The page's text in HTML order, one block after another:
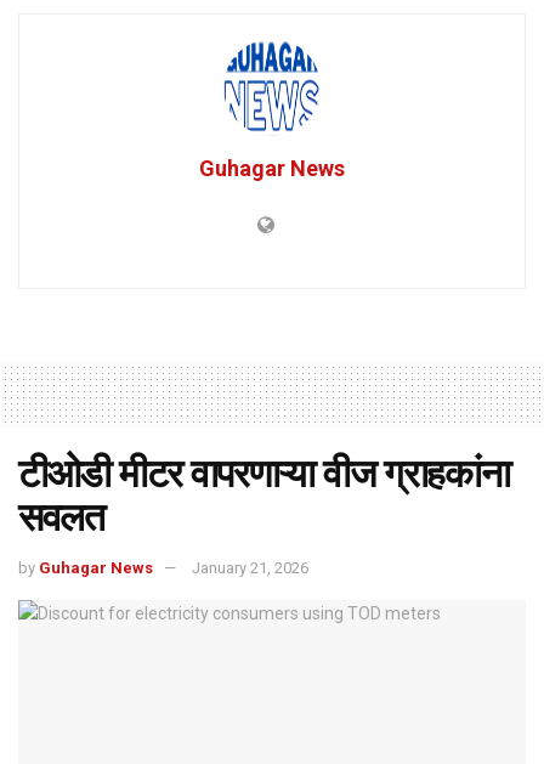
Guhagar News
टीओडी मीटर वापरणाऱ्या वीज ग्राहकांना
सवलत
by Guhagar News January 21, 2026